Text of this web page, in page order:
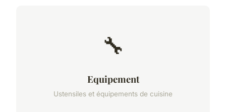
🔧
Equipement
Ustensiles et équipements de cuisine